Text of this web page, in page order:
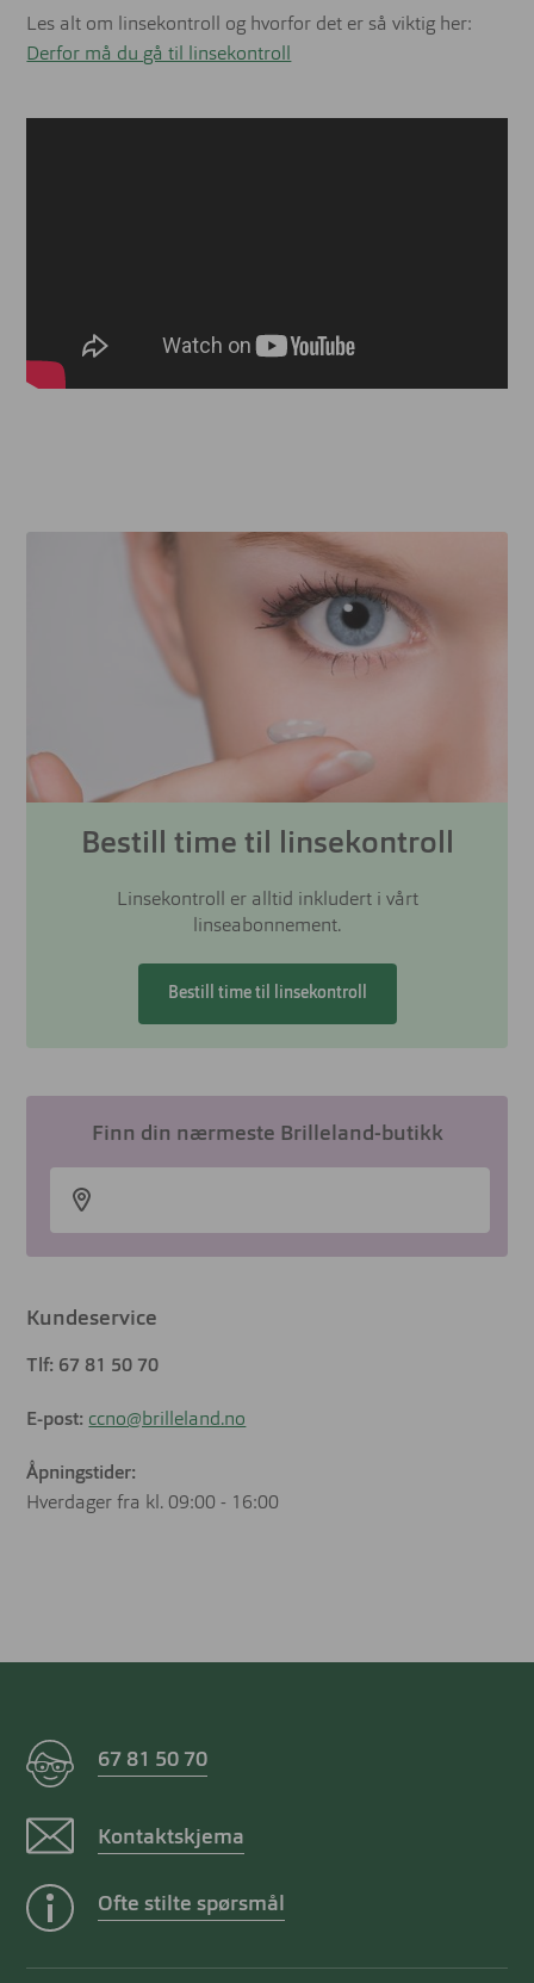
Les alt om linsekontroll og hvorfor det er så viktig her:
Derfor må du gå til linsekontroll
Bestill time til linsekontroll
Linsekontroll er alltid inkludert i vårt
linseabonnement.
Bestill time til linsekontroll
Finn din nærmeste Brilleland-butikk
Kundeservice
Tlf: 67 81 50 70
E-post: ccno@brilleland.no
Åpningstider:
Hverdager fra kl. 09:00 - 16:00
67 81 50 70
Kontaktskjema
Ofte stilte spørsmål